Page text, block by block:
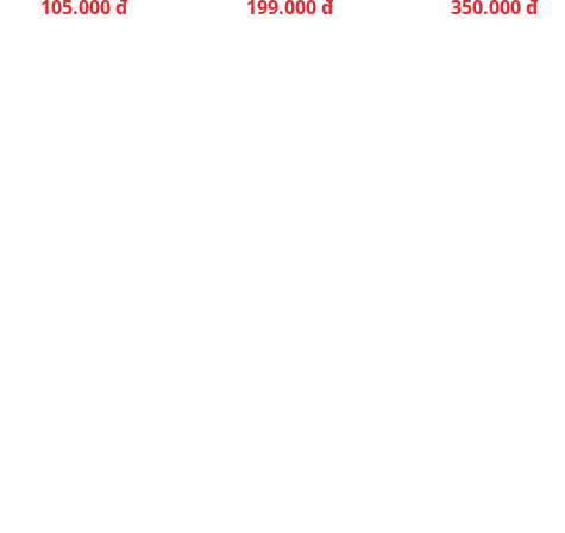
105.000 đ 199.000 đ 350.000 đ